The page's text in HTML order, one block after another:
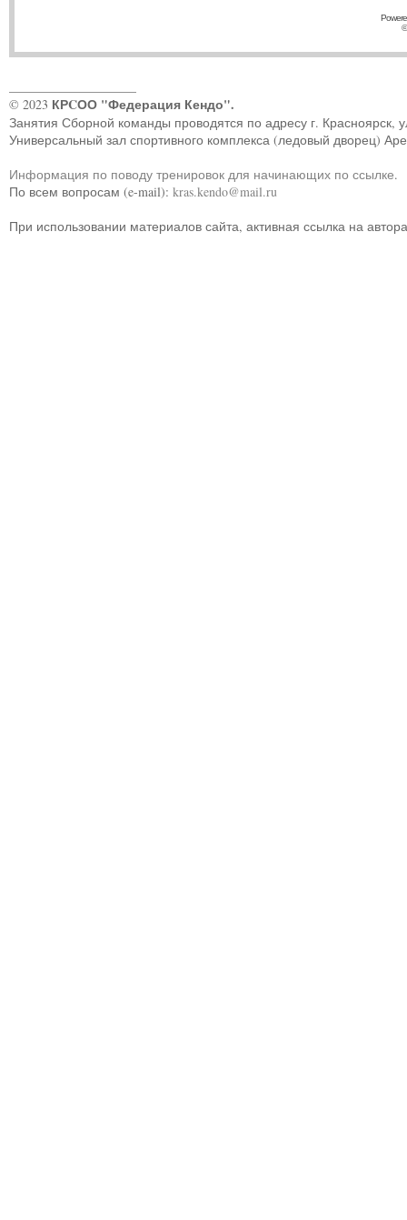
© 2023 КРCОО "Федерация Кендо".
Занятия Сборной команды проводятся по адресу г. Красноярск,
Универсальный зал спортивного комплекса (ледовый дворец)
Информация по поводу тренировок для начинающих по ссылке.
По всем вопросам (e-mail): kras.kendo@mail.ru
При использовании материалов сайта, активная ссылка на